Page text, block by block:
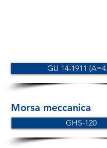
GU 14-1911
Morsa meccanica
GHS-120